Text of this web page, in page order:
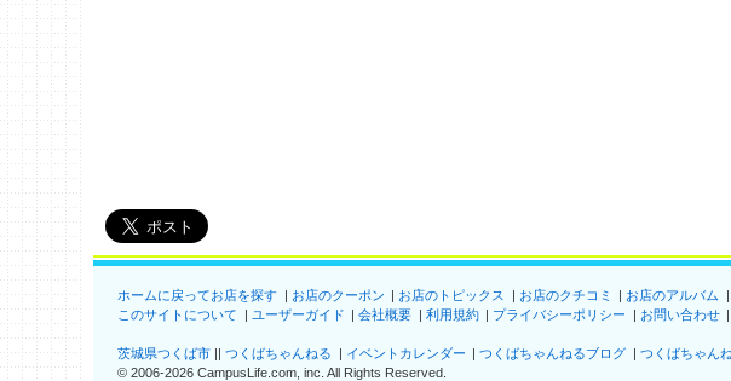
ホームに戻ってお店を探す お店のクーポン お店のトピックス お店のクチコミ お店のアルバム
このサイトについて
ユーザーガイド 会社概要 利用規約 プライバシーポリシー お問い合わせ
茨城県つくば市 つくばちゃんねる イベントカレンダー つくばちゃんねるブログ
つくばちゃん
© 2006-2026 CampusLife.com, inc. All Rights Reserved